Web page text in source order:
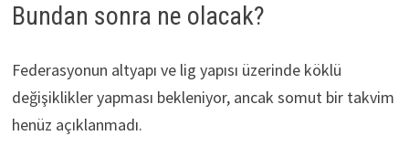
Bundan sonra ne olacak?
Federasyonun altyapı ve lig yapısı üzerinde köklü
değişiklikler yapması bekleniyor, ancak somut bir takvim
henüz açıklanmadı.